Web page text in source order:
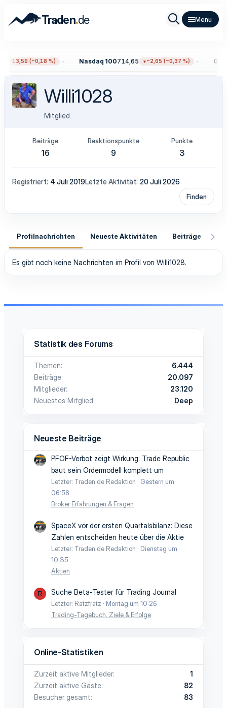
Traden.de
−13,59 (−0,18 %) Nasdaq 100714,65 −2,65 (−0,37 %) Gold
Willi1028
Mitglied
Beiträge
16
Reaktionspunkte
9
Punkte
3
Registriert 4 Juli 2019Letzte Aktivität 20 Juli 2026
Finden
Profilnachrichten Neueste Aktivitäten Beiträge
Es gibt noch keine Nachrichten im Profil von Willi1028.
Statistik des Forums
Themen
6.444
Beiträge
20.097
Mitglieder
23.120
Neuestes Mitglied
Deep
Neueste Beiträge
PFOF-Verbot zeigt Wirkung: Trade Republic
baut sein Ordermodell komplett um
Letzter: Traden.de Redaktion
Gestern um
06:56
Broker Erfahrungen & Fragen
SpaceX vor der ersten Quartalsbilanz: Diese
Zahlen entscheiden heute über die Aktie
Letzter: Traden.de Redaktion
Dienstag um
10:35
Aktien
R Suche Beta-Tester für Trading Journal
Letzter: Ratzfratz
Montag um 10:26
Trading-Tagebuch, Ziele & Erfolge
Online-Statistiken
Zurzeit aktive Mitglieder
1
Zurzeit aktive Gäste
82
Besucher gesamt
83